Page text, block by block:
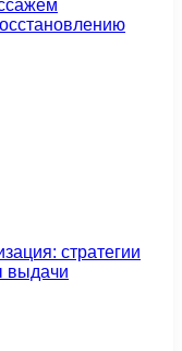
стратегии
выдачи